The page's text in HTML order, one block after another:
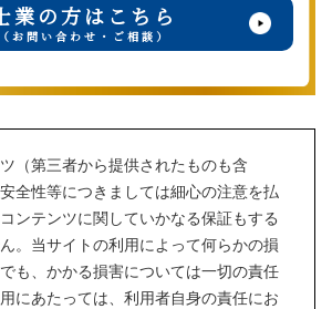
業の方はこちら
（お問い合わせ・ご相談）
（第三者から提供されたものも含
全性等につきましては細心の注意を払
ンテンツに関していかなる保証もする
。当サイトの利用によって何らかの損
も、かかる損害については一切の責任
にあたっては、利用者自身の責任にお